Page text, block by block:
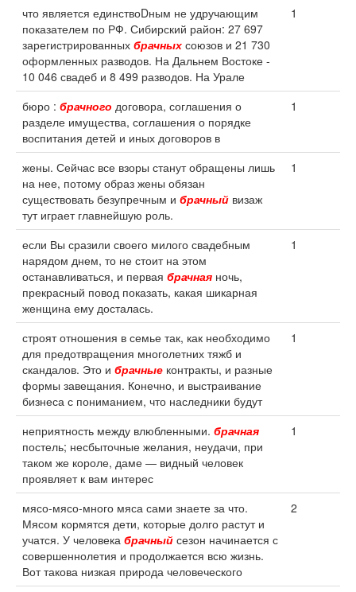
что является единствоDным не удручающим
показателем по РФ. Сибирский район: 27 697
зарегистрированных брачных союзов и 21 730
оформленных разводов. На Дальнем Востоке -
10 046 свадеб и 8 499 разводов. На Урале
1
бюро : брачного договора, соглашения о
разделе имущества, соглашения о порядке
воспитания детей и иных договоров в
1
жены. Сейчас все взоры станут обращены лишь
на нее, потому образ жены обязан
существовать безупречным и брачный визаж
тут играет главнейшую роль.
1
если Вы сразили своего милого свадебным
нарядом днем, то не стоит на этом
останавливаться, и первая брачная ночь,
прекрасный повод показать, какая шикарная
женщина ему досталась.
1
строят отношения в семье так, как необходимо
для предотвращения многолетних тяжб и
скандалов. Это и брачные контракты, и разные
формы завещания. Конечно, и выстраивание
бизнеса с пониманием, что наследники будут
1
неприятность между влюбленными. брачная
постель; несбыточные желания, неудачи, при
таком же короле, даме — видный человек
проявляет к вам интерес
1
мясо-мясо-много мяса сами знаете за что.
Мясом кормятся дети, которые долго растут и
учатся. У человека брачный сезон начинается с
совершеннолетия и продолжается всю жизнь.
Вот такова низкая природа человеческого
2